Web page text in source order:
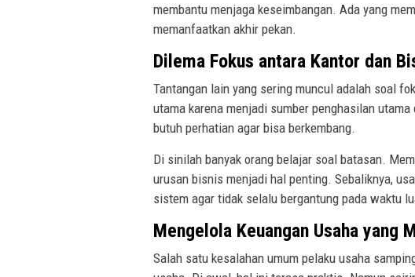
membantu menjaga keseimbangan. Ada yang
memanfaatkan akhir pekan.
Dilema Fokus antara Kantor dan
Tantangan lain yang sering muncul adalah soal
utama karena menjadi sumber penghasilan
butuh perhatian agar bisa berkembang.
Di sinilah banyak orang belajar soal batasan.
urusan bisnis menjadi hal penting. Sebaliknya,
sistem agar tidak selalu bergantung pada waktu
Mengelola Keuangan Usaha yang
Salah satu kesalahan umum pelaku usaha